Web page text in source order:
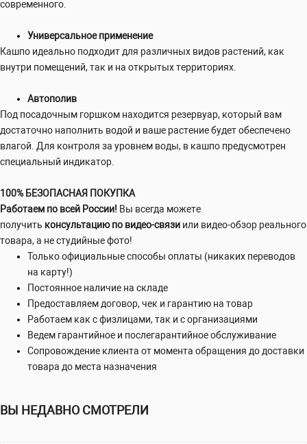
современного.
Универсальное применение
Кашпо идеально подходит для различных видов растений, как
внутри помещений, так и на открытых территориях.
Автополив
Под посадочным горшком находится резервуар, который вам
достаточно наполнить водой и ваше растение будет обеспечено
влагой. Для контроля за уровнем воды, в кашпо предусмотрен
специальный индикатор.
100% БЕЗОПАСНАЯ ПОКУПКА
Работаем по всей России! Вы всегда можете
получить консультацию по видео-связи или видео-обзор реального
товара, а не студийные фото!
Только официальные способы оплаты (никаких переводов
на карту!)
Постоянное наличие на складе
Предоставляем договор, чек и гарантию на товар
Работаем как с физлицами, так и с организациями
Ведем гарантийное и послегарантийное обслуживание
Сопровождение клиента от момента обращения до доставки
товара до места назначения
ВЫ НЕДАВНО СМОТРЕЛИ